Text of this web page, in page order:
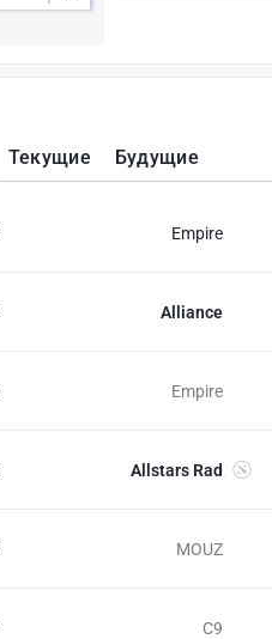
Текущие Будущие
Empire
Alliance
Empire
Allstars Rad
MOUZ
C9